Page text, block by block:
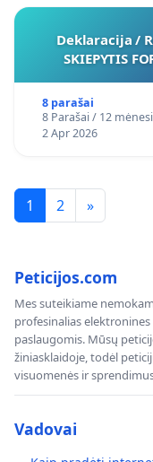
Deklaracija /
SKIEPYTIS
8 parašai
8 Parašai / 12
2 Apr 2026
1 2 »
Peticijos.com
Mes suteikiame
profesinalias
paslaugomis. Mūsų
žiniasklaidoje, todėl
visuomenės ir
Vadovai